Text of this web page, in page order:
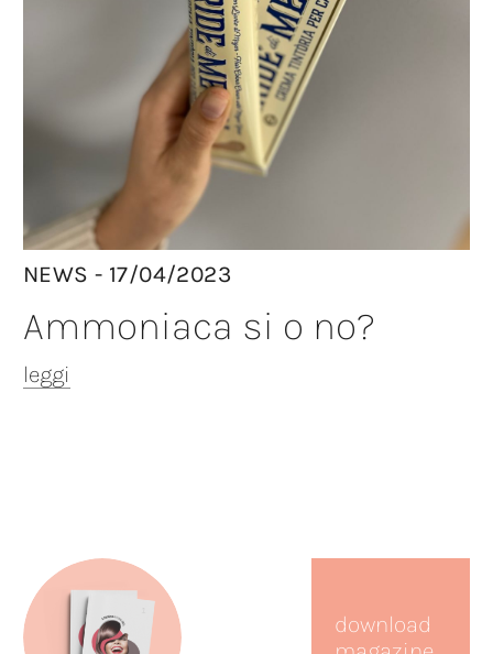
NEWS - 17/04/2023
Ammoniaca si o no?
leggi
download